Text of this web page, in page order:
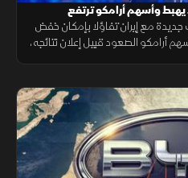
وأسهم أرامكو ترتفع
مع إيران تفاؤلا بإمكان خفض
أرامكو الصعود قبيل إعلان نتائجه،